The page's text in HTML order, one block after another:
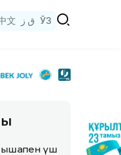
文 ق ز ЎЗ
үш